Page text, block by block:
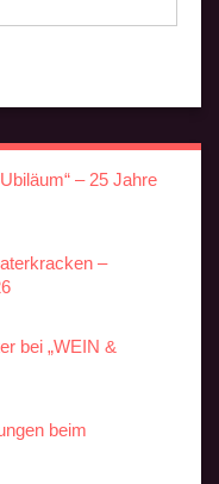
– 25 Jahre
–
bei „WEIN &
beim